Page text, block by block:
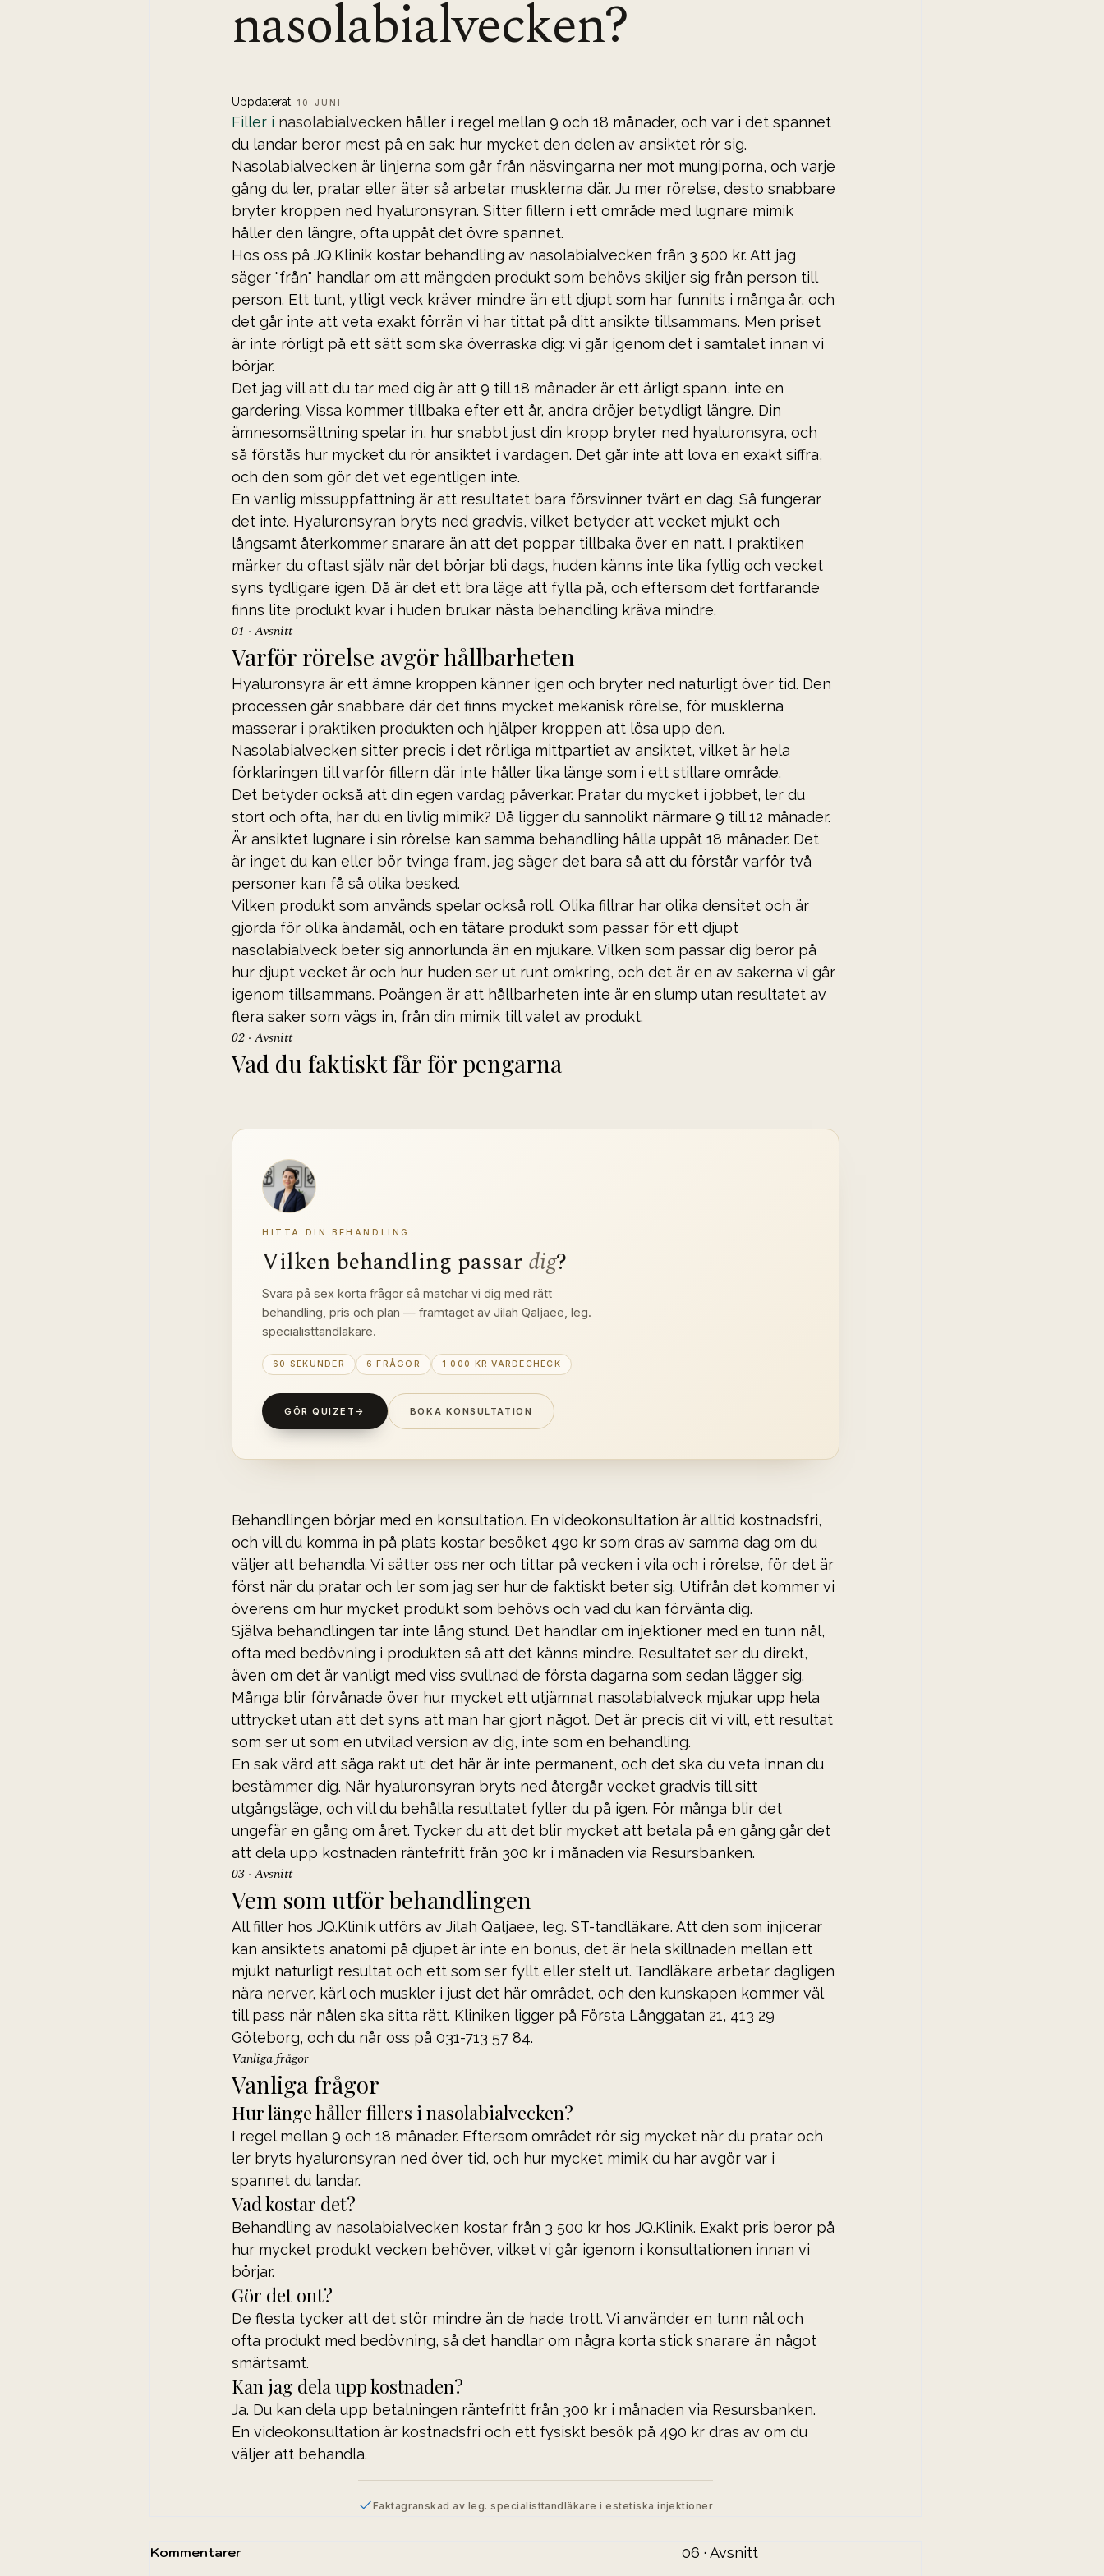
nasolabialvecken?
Uppdaterat: 10 JUNI
Filler i nasolabialvecken håller i regel mellan 9 och 18 månader, och var i det spannet
du landar beror mest på en sak: hur mycket den delen av ansiktet rör sig.
Nasolabialvecken är linjerna som går från näsvingarna ner mot mungiporna, och varje
gång du ler, pratar eller äter så arbetar musklerna där. Ju mer rörelse, desto snabbare
bryter kroppen ned hyaluronsyran. Sitter fillern i ett område med lugnare mimik
håller den längre, ofta uppåt det övre spannet.
Hos oss på JQ.Klinik kostar behandling av nasolabialvecken från 3 500 kr. Att jag
säger "från" handlar om att mängden produkt som behövs skiljer sig från person till
person. Ett tunt, ytligt veck kräver mindre än ett djupt som har funnits i många år, och
det går inte att veta exakt förrän vi har tittat på ditt ansikte tillsammans. Men priset
är inte rörligt på ett sätt som ska överraska dig: vi går igenom det i samtalet innan vi
börjar.
Det jag vill att du tar med dig är att 9 till 18 månader är ett ärligt spann, inte en
gardering. Vissa kommer tillbaka efter ett år, andra dröjer betydligt längre. Din
ämnesomsättning spelar in, hur snabbt just din kropp bryter ned hyaluronsyra, och
så förstås hur mycket du rör ansiktet i vardagen. Det går inte att lova en exakt siffra,
och den som gör det vet egentligen inte.
En vanlig missuppfattning är att resultatet bara försvinner tvärt en dag. Så fungerar
det inte. Hyaluronsyran bryts ned gradvis, vilket betyder att vecket mjukt och
långsamt återkommer snarare än att det poppar tillbaka över en natt. I praktiken
märker du oftast själv när det börjar bli dags, huden känns inte lika fyllig och vecket
syns tydligare igen. Då är det ett bra läge att fylla på, och eftersom det fortfarande
finns lite produkt kvar i huden brukar nästa behandling kräva mindre.
01 · Avsnitt
Varför rörelse avgör hållbarheten
Hyaluronsyra är ett ämne kroppen känner igen och bryter ned naturligt över tid. Den
processen går snabbare där det finns mycket mekanisk rörelse, för musklerna
masserar i praktiken produkten och hjälper kroppen att lösa upp den.
Nasolabialvecken sitter precis i det rörliga mittpartiet av ansiktet, vilket är hela
förklaringen till varför fillern där inte håller lika länge som i ett stillare område.
Det betyder också att din egen vardag påverkar. Pratar du mycket i jobbet, ler du
stort och ofta, har du en livlig mimik? Då ligger du sannolikt närmare 9 till 12 månader.
Är ansiktet lugnare i sin rörelse kan samma behandling hålla uppåt 18 månader. Det
är inget du kan eller bör tvinga fram, jag säger det bara så att du förstår varför två
personer kan få så olika besked.
Vilken produkt som används spelar också roll. Olika fillrar har olika densitet och är
gjorda för olika ändamål, och en tätare produkt som passar för ett djupt
nasolabialveck beter sig annorlunda än en mjukare. Vilken som passar dig beror på
hur djupt vecket är och hur huden ser ut runt omkring, och det är en av sakerna vi går
igenom tillsammans. Poängen är att hållbarheten inte är en slump utan resultatet av
flera saker som vägs in, från din mimik till valet av produkt.
02 · Avsnitt
Vad du faktiskt får för pengarna
HITTA DIN BEHANDLING
Vilken behandling passar dig?
Svara på sex korta frågor så matchar vi dig med rätt
behandling, pris och plan — framtaget av Jilah Qaljaee, leg.
specialisttandläkare.
60 SEKUNDER 6 FRÅGOR 1 000 KR VÄRDECHECK
GÖR QUIZET → BOKA KONSULTATION
Behandlingen börjar med en konsultation. En videokonsultation är alltid kostnadsfri,
och vill du komma in på plats kostar besöket 490 kr som dras av samma dag om du
väljer att behandla. Vi sätter oss ner och tittar på vecken i vila och i rörelse, för det är
först när du pratar och ler som jag ser hur de faktiskt beter sig. Utifrån det kommer vi
överens om hur mycket produkt som behövs och vad du kan förvänta dig.
Själva behandlingen tar inte lång stund. Det handlar om injektioner med en tunn nål,
ofta med bedövning i produkten så att det känns mindre. Resultatet ser du direkt,
även om det är vanligt med viss svullnad de första dagarna som sedan lägger sig.
Många blir förvånade över hur mycket ett utjämnat nasolabialveck mjukar upp hela
uttrycket utan att det syns att man har gjort något. Det är precis dit vi vill, ett resultat
som ser ut som en utvilad version av dig, inte som en behandling.
En sak värd att säga rakt ut: det här är inte permanent, och det ska du veta innan du
bestämmer dig. När hyaluronsyran bryts ned återgår vecket gradvis till sitt
utgångsläge, och vill du behålla resultatet fyller du på igen. För många blir det
ungefär en gång om året. Tycker du att det blir mycket att betala på en gång går det
att dela upp kostnaden räntefritt från 300 kr i månaden via Resursbanken.
03 · Avsnitt
Vem som utför behandlingen
All filler hos JQ.Klinik utförs av Jilah Qaljaee, leg. ST-tandläkare. Att den som injicerar
kan ansiktets anatomi på djupet är inte en bonus, det är hela skillnaden mellan ett
mjukt naturligt resultat och ett som ser fyllt eller stelt ut. Tandläkare arbetar dagligen
nära nerver, kärl och muskler i just det här området, och den kunskapen kommer väl
till pass när nålen ska sitta rätt. Kliniken ligger på Första Långgatan 21, 413 29
Göteborg, och du når oss på 031-713 57 84.
Vanliga frågor
Vanliga frågor
Hur länge håller fillers i nasolabialvecken?
I regel mellan 9 och 18 månader. Eftersom området rör sig mycket när du pratar och
ler bryts hyaluronsyran ned över tid, och hur mycket mimik du har avgör var i
spannet du landar.
Vad kostar det?
Behandling av nasolabialvecken kostar från 3 500 kr hos JQ.Klinik. Exakt pris beror på
hur mycket produkt vecken behöver, vilket vi går igenom i konsultationen innan vi
börjar.
Gör det ont?
De flesta tycker att det stör mindre än de hade trott. Vi använder en tunn nål och
ofta produkt med bedövning, så det handlar om några korta stick snarare än något
smärtsamt.
Kan jag dela upp kostnaden?
Ja. Du kan dela upp betalningen räntefritt från 300 kr i månaden via Resursbanken.
En videokonsultation är kostnadsfri och ett fysiskt besök på 490 kr dras av om du
väljer att behandla.
Faktagranskad av leg. specialisttandläkare i estetiska injektioner
06 · Avsnitt
Kommentarer